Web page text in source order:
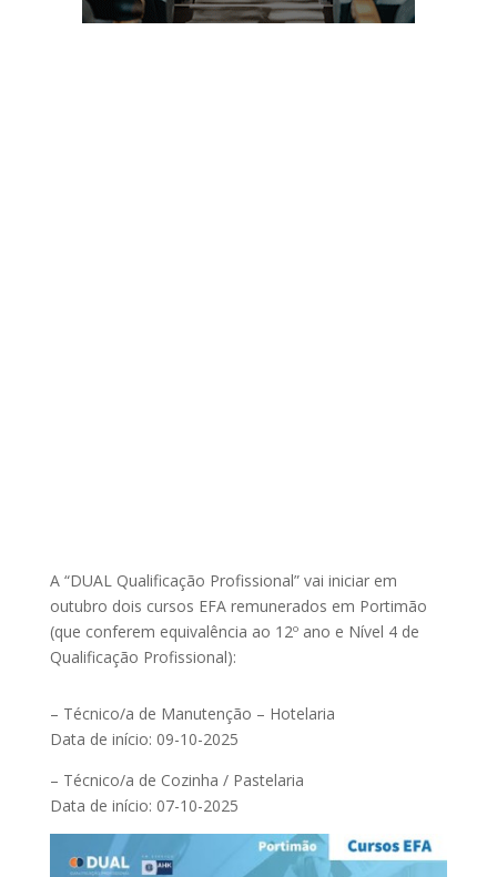
A “DUAL Qualificação Profissional” vai iniciar em
outubro dois cursos EFA remunerados em Portimão
(que conferem equivalência ao 12º ano e Nível 4 de
Qualificação Profissional):
– Técnico/a de Manutenção – Hotelaria
Data de início: 09-10-2025
– Técnico/a de Cozinha / Pastelaria
Data de início: 07-10-2025